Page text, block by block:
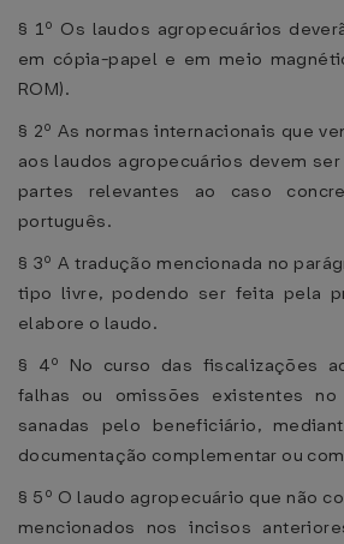
§ 1º Os laudos agropecuários
em cópia-papel e em meio
ROM).
§ 2º As normas internacionais que
aos laudos agropecuários devem
partes relevantes ao caso
português.
§ 3º A tradução mencionada no
tipo livre, podendo ser feita pela
elabore o laudo.
§ 4º No curso das fiscalizações
falhas ou omissões existentes
sanadas pelo beneficiário,
documentação complementar ou
§ 5º O laudo agropecuário que não
mencionados nos incisos